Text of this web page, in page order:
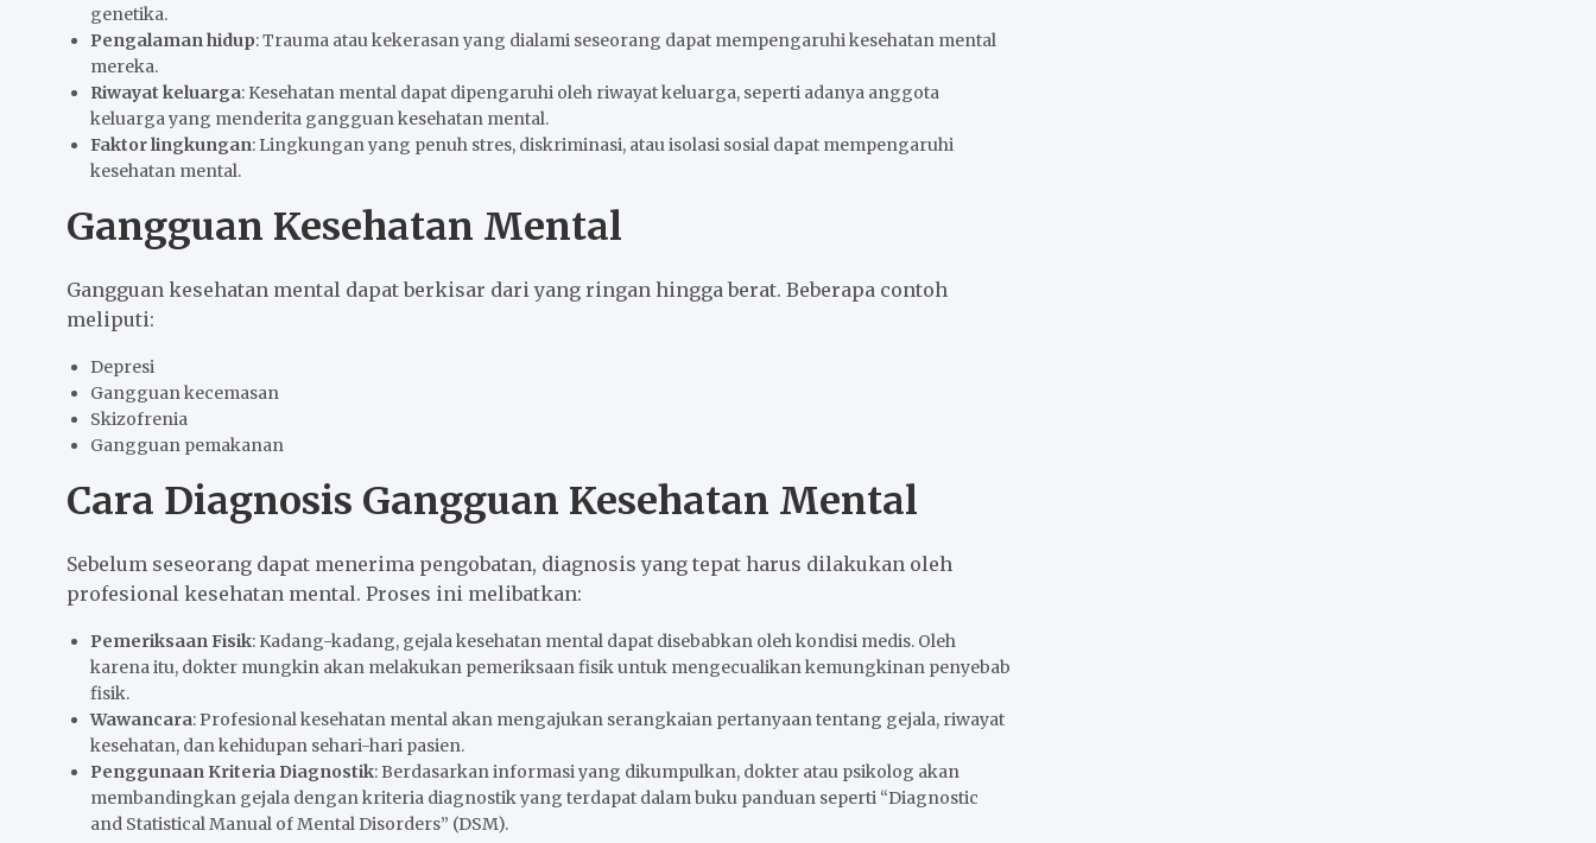
genetika.
Pengalaman hidup: Trauma atau kekerasan yang dialami seseorang dapat mempengaruhi kesehatan mental
mereka.
Riwayat keluarga: Kesehatan mental dapat dipengaruhi oleh riwayat keluarga, seperti adanya anggota
keluarga yang menderita gangguan kesehatan mental.
Faktor lingkungan: Lingkungan yang penuh stres, diskriminasi, atau isolasi sosial dapat mempengaruhi
kesehatan mental.
Gangguan Kesehatan Mental
Gangguan kesehatan mental dapat berkisar dari yang ringan hingga berat. Beberapa contoh
meliputi:
Depresi
Gangguan kecemasan
Skizofrenia
Gangguan pemakanan
Cara Diagnosis Gangguan Kesehatan Mental
Sebelum seseorang dapat menerima pengobatan, diagnosis yang tepat harus dilakukan oleh
profesional kesehatan mental. Proses ini melibatkan:
Pemeriksaan Fisik: Kadang-kadang, gejala kesehatan mental dapat disebabkan oleh kondisi medis. Oleh
karena itu, dokter mungkin akan melakukan pemeriksaan fisik untuk mengecualikan kemungkinan penyebab
fisik.
Wawancara: Profesional kesehatan mental akan mengajukan serangkaian pertanyaan tentang gejala, riwayat
kesehatan, dan kehidupan sehari-hari pasien.
Penggunaan Kriteria Diagnostik: Berdasarkan informasi yang dikumpulkan, dokter atau psikolog akan
membandingkan gejala dengan kriteria diagnostik yang terdapat dalam buku panduan seperti “Diagnostic
and Statistical Manual of Mental Disorders” (DSM).